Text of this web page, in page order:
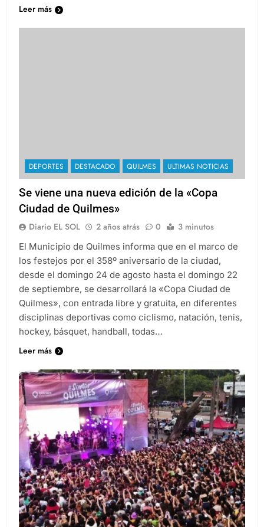
Leer más
DEPORTES DESTACADO QUILMES ULTIMAS NOTICIAS
Se viene una nueva edición de la «Copa
Ciudad de Quilmes»
Diario EL SOL 2 años atrás 0 3 minutos
El Municipio de Quilmes informa que en el marco de
los festejos por el 358º aniversario de la ciudad,
desde el domingo 24 de agosto hasta el domingo 22
de septiembre, se desarrollará la «Copa Ciudad de
Quilmes», con entrada libre y gratuita, en diferentes
disciplinas deportivas como ciclismo, natación, tenis,
hockey, básquet, handball, todas…
Leer más